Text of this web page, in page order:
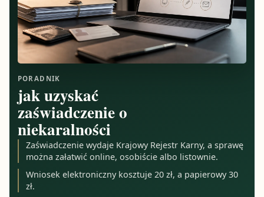
PORADNIK
jak uzyskać
zaświadczenie o
niekaralności
Zaświadczenie wydaje Krajowy Rejestr Karny, a sprawę
można załatwić online, osobiście albo listownie.
Wniosek elektroniczny kosztuje 20 zł, a papierowy 30
zł.